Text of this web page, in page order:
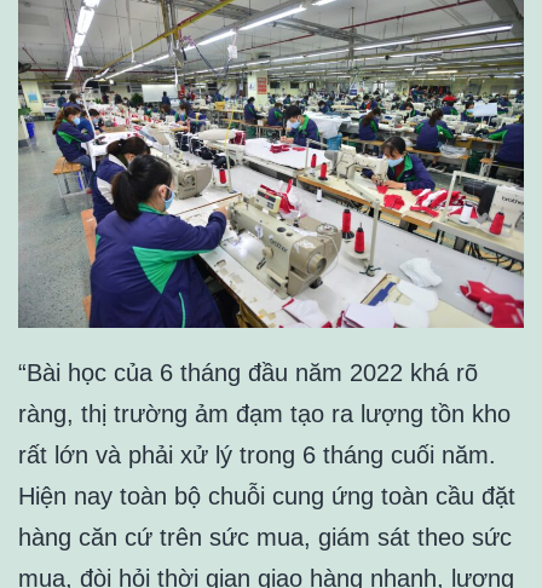
“Bài học của 6 tháng đầu năm 2022 khá rõ
ràng, thị trường ảm đạm tạo ra lượng tồn kho
rất lớn và phải xử lý trong 6 tháng cuối năm.
Hiện nay toàn bộ chuỗi cung ứng toàn cầu đặt
hàng căn cứ trên sức mua, giám sát theo sức
mua, đòi hỏi thời gian giao hàng nhanh, lượng